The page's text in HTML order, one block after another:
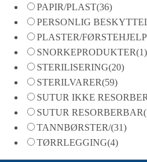
PAPIR/PLAST(36)
PERSONLIG
PLASTER/FØRSTEHJELP
SNORKEPRODUKTER(1)
STERILISERING(20)
STERILVARER(59)
SUTUR IKKE
SUTUR RESORBERBAR
TANNBØRSTER/(31)
TØRRLEGGING(4)